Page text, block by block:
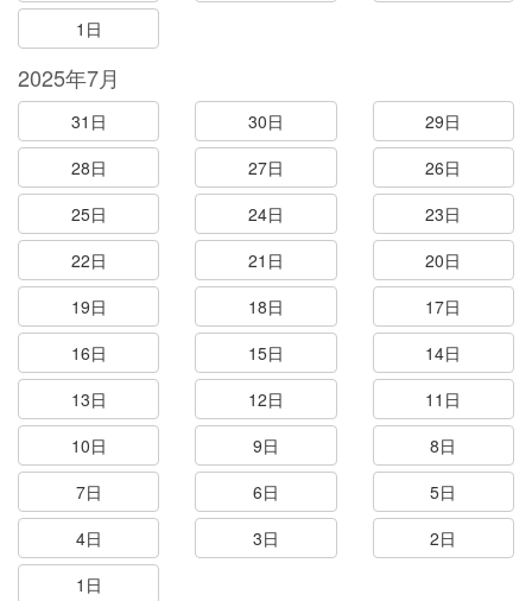
1日
2025年7月
31日 30日
29日
28日
27日
26日
25日
24日
23日
22日
21日
20日
19日
18日
17日
16日
15日
14日
13日
12日
11日
10日
9日
8日
7日
6日
5日
4日
3日
2日
1日